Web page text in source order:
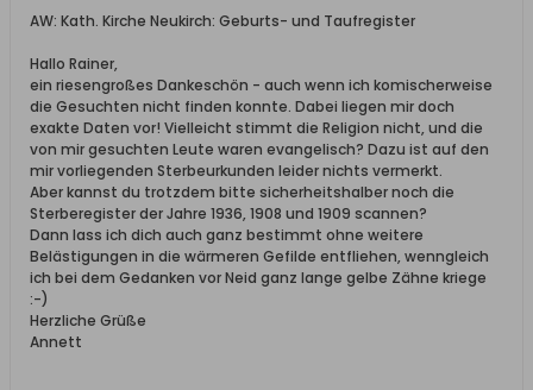
AW: Kath. Kirche Neukirch: Geburts- und Taufregister
Hallo Rainer,
ein riesengroßes Dankeschön - auch wenn ich komischerweise
die Gesuchten nicht finden konnte. Dabei liegen mir doch
exakte Daten vor! Vielleicht stimmt die Religion nicht, und die
von mir gesuchten Leute waren evangelisch? Dazu ist auf den
mir vorliegenden Sterbeurkunden leider nichts vermerkt.
Aber kannst du trotzdem bitte sicherheitshalber noch die
Sterberegister der Jahre 1936, 1908 und 1909 scannen?
Dann lass ich dich auch ganz bestimmt ohne weitere
Belästigungen in die wärmeren Gefilde entfliehen, wenngleich
ich bei dem Gedanken vor Neid ganz lange gelbe Zähne kriege
:-)
Herzliche Grüße
Annett